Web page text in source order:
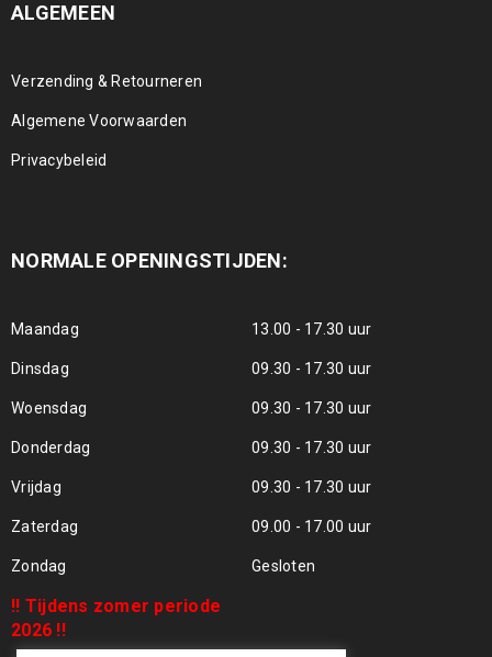
ALGEMEEN
Verzending & Retourneren
Algemene Voorwaarden
Privacybeleid
NORMALE OPENINGSTIJDEN:
Maandag 13.00 - 17.30 uur
Dinsdag 09.30 - 17.30 uur
Woensdag 09.30 - 17.30 uur
Donderdag 09.30 - 17.30 uur
Vrijdag 09.30 - 17.30 uur
Zaterdag 09.00 - 17.00 uur
Zondag Gesloten
!! Tijdens zomer periode
2026 !!